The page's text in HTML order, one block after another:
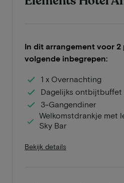
In dit arrangement voor 2
volgende inbegrepen:
1 x Overnachting
Dagelijks ontbijtbuffet
3-Gangendiner
Welkomstdrankje met
Sky Bar
Bekijk details